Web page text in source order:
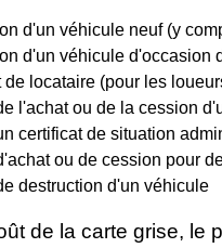
d'un véhicule neuf (y
d'un véhicule
de locataire (pour les
l'achat ou de la cession
certificat de situation
ou de cession pour
destruction d'un véhicule
de la carte grise, le